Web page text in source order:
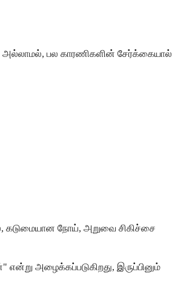
அல்லாமல், பல காரணிகளின் சேர்க்கையால்
கடுமையான நோய், அறுவை சிகிச்சை
அழைக்கப்படுகிறது, இருப்பினும்